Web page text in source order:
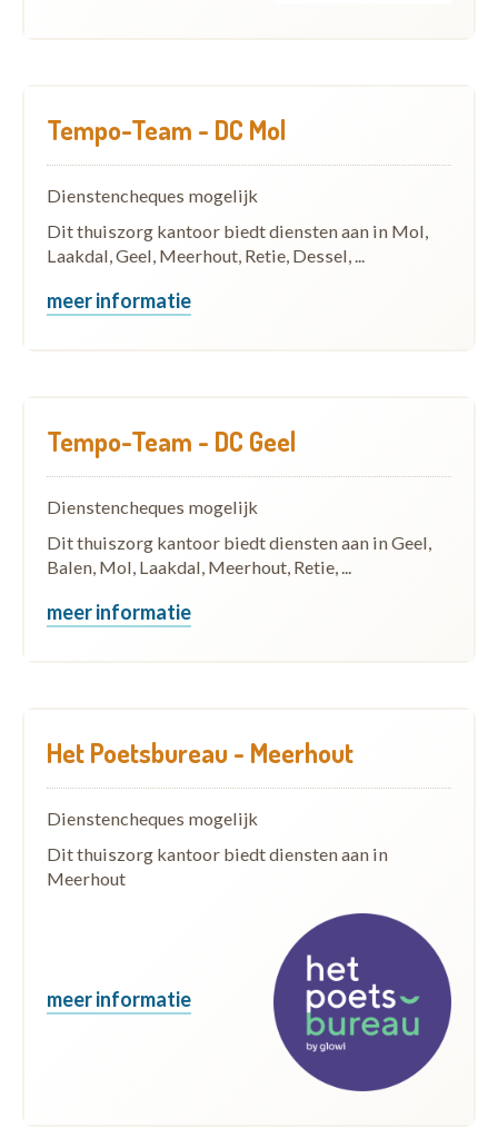
Tempo-Team - DC Mol
Dienstencheques mogelijk
Dit thuiszorg kantoor biedt diensten aan in Mol,
Laakdal, Geel, Meerhout, Retie, Dessel, ...
meer informatie
Tempo-Team - DC Geel
Dienstencheques mogelijk
Dit thuiszorg kantoor biedt diensten aan in Geel,
Balen, Mol, Laakdal, Meerhout, Retie, ...
meer informatie
Het Poetsbureau - Meerhout
Dienstencheques mogelijk
Dit thuiszorg kantoor biedt diensten aan in
Meerhout
meer informatie